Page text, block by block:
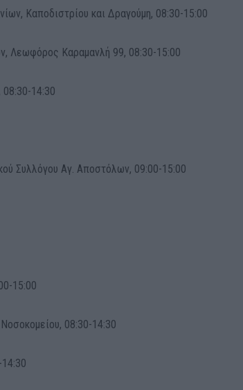
Καποδιστρίου και Δραγούμη, 08:30-15:00
Λεωφόρος Καραμανλή 99, 08:30-15:00
08:30-14:30
Συλλόγου Αγ. Αποστόλων, 09:00-15:00
15:00
08:30-14:30